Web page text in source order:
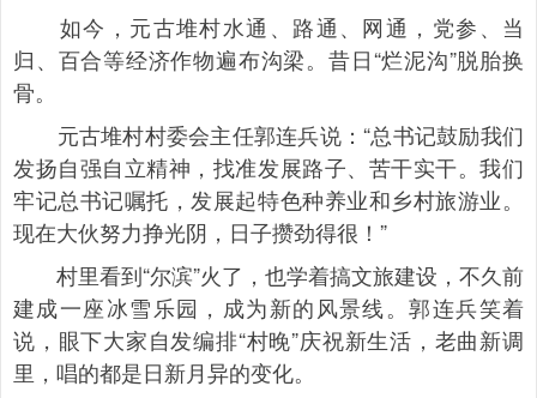
如今，元古堆村水通、路通、网通，党参、当
归、百合等经济作物遍布沟梁。昔日“烂泥沟”脱胎换
骨。
元古堆村村委会主任郭连兵说：“总书记鼓励我们
发扬自强自立精神，找准发展路子、苦干实干。我们
牢记总书记嘱托，发展起特色种养业和乡村旅游业。
现在大伙努力挣光阴，日子攒劲得很！”
村里看到“尔滨”火了，也学着搞文旅建设，不久前
建成一座冰雪乐园，成为新的风景线。郭连兵笑着
说，眼下大家自发编排“村晚”庆祝新生活，老曲新调
里，唱的都是日新月异的变化。